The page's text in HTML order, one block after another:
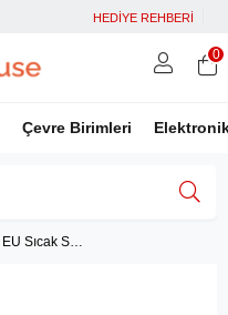
HEDİYE REHBERİ
Çevre Birimleri
0
Xiaomi Smart Electric 5L EU Sıcak Su Sebili